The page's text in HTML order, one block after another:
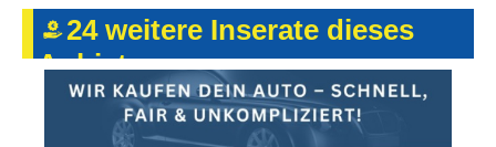
24 weitere Inserate dieses
Anbieters